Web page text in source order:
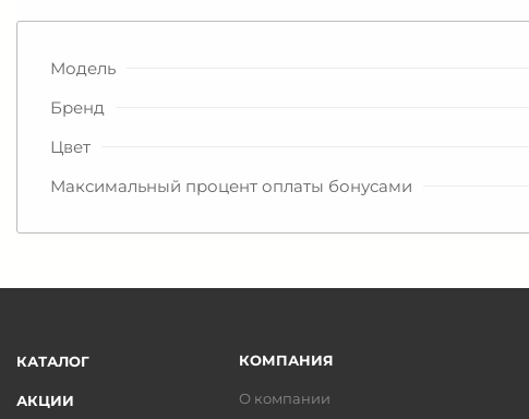
Модель
Бренд
Цвет
Максимальный процент оплаты бонусами
КАТАЛОГ
АКЦИИ
КОМПАНИЯ
О компании